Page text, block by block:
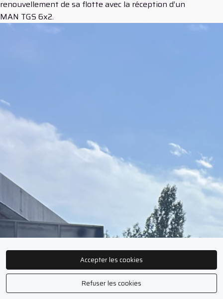
renouvellement de sa flotte avec la réception d’un
MAN TGS 6x2.
Accepter les cookies
Refuser les cookies